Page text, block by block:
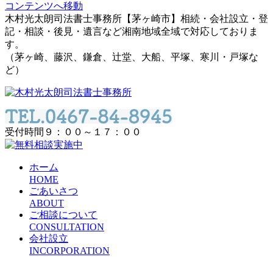
コンテンツへ移動
木村光太朗司法書士事務所【茅ヶ崎市】相続・会社設立・登
記・相談・後見・遺言など湘南地域全域で対応しておりま
す。
（茅ヶ崎、藤沢、鎌倉、辻堂、大船、平塚、寒川・戸塚な
ど）
受付時間９：００～１７：００
ホーム
HOME
ごあいさつ
ABOUT
ご相談について
CONSULTATION
会社設立
INCORPORATION